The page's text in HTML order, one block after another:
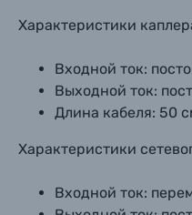
Фотоальбомы
Книги о
Б/У
Характеристики
Входной ток:
Выходной ток:
Длина кабеля: 50
Характеристики
Входной ток: